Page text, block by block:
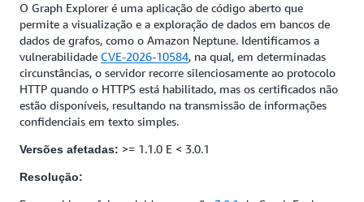
O Graph Explorer é uma aplicação de código aberto que
permite a visualização e a exploração de dados em bancos de
dados de grafos, como o Amazon Neptune. Identificamos a
vulnerabilidade CVE-2026-10584, na qual, em determinadas
circunstâncias, o servidor recorre silenciosamente ao protocolo
HTTP quando o HTTPS está habilitado, mas os certificados não
estão disponíveis, resultando na transmissão de informações
confidenciais em texto simples.
Versões afetadas: >= 1.1.0 E < 3.0.1
Resolução: